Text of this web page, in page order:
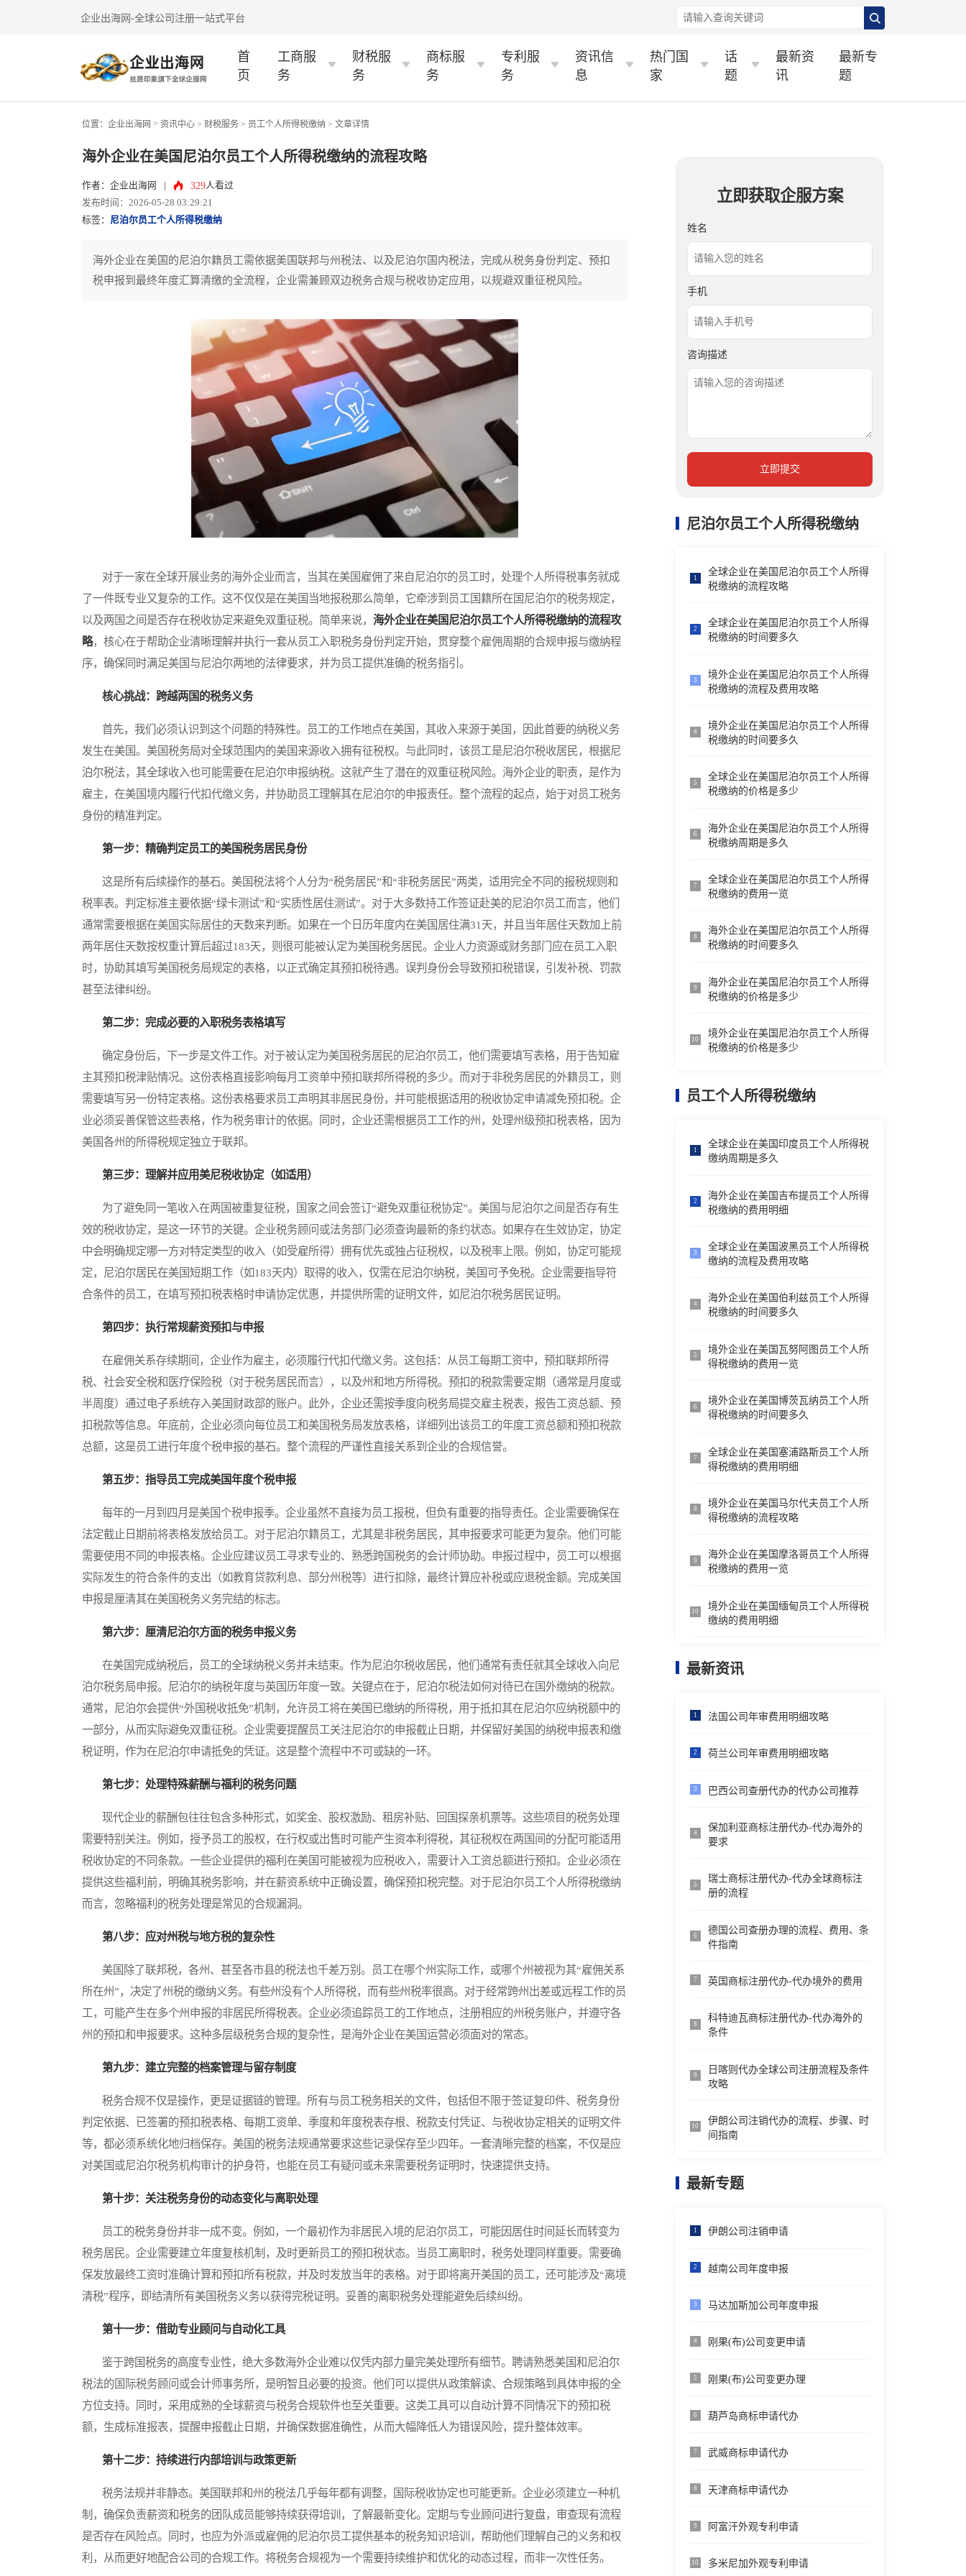
企业出海网-全球公司注册一站式平台
首
页
工商服
务
财税服
务
商标服
务
专利服
务
资讯信
息
热门国
家
话
题
最新资
讯
最新专
题
位置： 企业出海网 > 资讯中心 > 财税服务 > 员工个人所得税缴纳 > 文章详情
海外企业在美国尼泊尔员工个人所得税缴纳的流程攻略
作者：企业出海网 329人看过
发布时间：2026-05-28 03:29:21
标签： 尼泊尔员工个人所得税缴纳
海外企业在美国的尼泊尔籍员工需依据美国联邦与州税法、以及尼泊尔国内税法，完成从税务身份判定、预扣
税申报到最终年度汇算清缴的全流程，企业需兼顾双边税务合规与税收协定应用，以规避双重征税风险。
对于一家在全球开展业务的海外企业而言，当其在美国雇佣了来自尼泊尔的员工时，处理个人所得税事务就成
了一件既专业又复杂的工作。这不仅仅是在美国当地报税那么简单，它牵涉到员工国籍所在国尼泊尔的税务规定，
以及两国之间是否存在税收协定来避免双重征税。简单来说， 海外企业在美国尼泊尔员工个人所得税缴纳的流程攻
略，核心在于帮助企业清晰理解并执行一套从员工入职税务身份判定开始，贯穿整个雇佣周期的合规申报与缴纳程
序，确保同时满足美国与尼泊尔两地的法律要求，并为员工提供准确的税务指引。
核心挑战：跨越两国的税务义务
首先，我们必须认识到这个问题的特殊性。员工的工作地点在美国，其收入来源于美国，因此首要的纳税义务
发生在美国。美国税务局对全球范围内的美国来源收入拥有征税权。与此同时，该员工是尼泊尔税收居民，根据尼
泊尔税法，其全球收入也可能需要在尼泊尔申报纳税。这就产生了潜在的双重征税风险。海外企业的职责，是作为
雇主，在美国境内履行代扣代缴义务，并协助员工理解其在尼泊尔的申报责任。整个流程的起点，始于对员工税务
身份的精准判定。
第一步：精确判定员工的美国税务居民身份
这是所有后续操作的基石。美国税法将个人分为“税务居民”和“非税务居民”两类，适用完全不同的报税规则和
税率表。判定标准主要依据“绿卡测试”和“实质性居住测试”。对于大多数持工作签证赴美的尼泊尔员工而言，他们
通常需要根据在美国实际居住的天数来判断。如果在一个日历年度内在美国居住满31天，并且当年居住天数加上前
两年居住天数按权重计算后超过183天，则很可能被认定为美国税务居民。企业人力资源或财务部门应在员工入职
时，协助其填写美国税务局规定的表格，以正式确定其预扣税待遇。误判身份会导致预扣税错误，引发补税、罚款
甚至法律纠纷。
第二步：完成必要的入职税务表格填写
确定身份后，下一步是文件工作。对于被认定为美国税务居民的尼泊尔员工，他们需要填写表格，用于告知雇
主其预扣税津贴情况。这份表格直接影响每月工资单中预扣联邦所得税的多少。而对于非税务居民的外籍员工，则
需要填写另一份特定表格。这份表格要求员工声明其非居民身份，并可能根据适用的税收协定申请减免预扣税。企
业必须妥善保管这些表格，作为税务审计的依据。同时，企业还需根据员工工作的州，处理州级预扣税表格，因为
美国各州的所得税规定独立于联邦。
第三步：理解并应用美尼税收协定（如适用）
为了避免同一笔收入在两国被重复征税，国家之间会签订“避免双重征税协定”。美国与尼泊尔之间是否存有生
效的税收协定，是这一环节的关键。企业税务顾问或法务部门必须查询最新的条约状态。如果存在生效协定，协定
中会明确规定哪一方对特定类型的收入（如受雇所得）拥有优先或独占征税权，以及税率上限。例如，协定可能规
定，尼泊尔居民在美国短期工作（如183天内）取得的收入，仅需在尼泊尔纳税，美国可予免税。企业需要指导符
合条件的员工，在填写预扣税表格时申请协定优惠，并提供所需的证明文件，如尼泊尔税务居民证明。
第四步：执行常规薪资预扣与申报
在雇佣关系存续期间，企业作为雇主，必须履行代扣代缴义务。这包括：从员工每期工资中，预扣联邦所得
税、社会安全税和医疗保险税（对于税务居民而言），以及州和地方所得税。预扣的税款需要定期（通常是月度或
半周度）通过电子系统存入美国财政部的账户。此外，企业还需按季度向税务局提交雇主税表，报告工资总额、预
扣税款等信息。年底前，企业必须向每位员工和美国税务局发放表格，详细列出该员工的年度工资总额和预扣税款
总额，这是员工进行年度个税申报的基石。整个流程的严谨性直接关系到企业的合规信誉。
第五步：指导员工完成美国年度个税申报
每年的一月到四月是美国个税申报季。企业虽然不直接为员工报税，但负有重要的指导责任。企业需要确保在
法定截止日期前将表格发放给员工。对于尼泊尔籍员工，尤其是非税务居民，其申报要求可能更为复杂。他们可能
需要使用不同的申报表格。企业应建议员工寻求专业的、熟悉跨国税务的会计师协助。申报过程中，员工可以根据
实际发生的符合条件的支出（如教育贷款利息、部分州税等）进行扣除，最终计算应补税或应退税金额。完成美国
申报是厘清其在美国税务义务完结的标志。
第六步：厘清尼泊尔方面的税务申报义务
在美国完成纳税后，员工的全球纳税义务并未结束。作为尼泊尔税收居民，他们通常有责任就其全球收入向尼
泊尔税务局申报。尼泊尔的纳税年度与英国历年度一致。关键点在于，尼泊尔税法如何对待已在国外缴纳的税款。
通常，尼泊尔会提供“外国税收抵免”机制，允许员工将在美国已缴纳的所得税，用于抵扣其在尼泊尔应纳税额中的
一部分，从而实际避免双重征税。企业需要提醒员工关注尼泊尔的申报截止日期，并保留好美国的纳税申报表和缴
税证明，作为在尼泊尔申请抵免的凭证。这是整个流程中不可或缺的一环。
第七步：处理特殊薪酬与福利的税务问题
现代企业的薪酬包往往包含多种形式，如奖金、股权激励、租房补贴、回国探亲机票等。这些项目的税务处理
需要特别关注。例如，授予员工的股权，在行权或出售时可能产生资本利得税，其征税权在两国间的分配可能适用
税收协定的不同条款。一些企业提供的福利在美国可能被视为应税收入，需要计入工资总额进行预扣。企业必须在
提供这些福利前，明确其税务影响，并在薪资系统中正确设置，确保预扣税完整。对于尼泊尔员工个人所得税缴纳
而言，忽略福利的税务处理是常见的合规漏洞。
第八步：应对州税与地方税的复杂性
美国除了联邦税，各州、甚至各市县的税法也千差万别。员工在哪个州实际工作，或哪个州被视为其“雇佣关系
所在州”，决定了州税的缴纳义务。有些州没有个人所得税，而有些州税率很高。对于经常跨州出差或远程工作的员
工，可能产生在多个州申报的非居民所得税表。企业必须追踪员工的工作地点，注册相应的州税务账户，并遵守各
州的预扣和申报要求。这种多层级税务合规的复杂性，是海外企业在美国运营必须面对的常态。
第九步：建立完整的档案管理与留存制度
税务合规不仅是操作，更是证据链的管理。所有与员工税务相关的文件，包括但不限于签证复印件、税务身份
判定依据、已签署的预扣税表格、每期工资单、季度和年度税表存根、税款支付凭证、与税收协定相关的证明文件
等，都必须系统化地归档保存。美国的税务法规通常要求这些记录保存至少四年。一套清晰完整的档案，不仅是应
对美国或尼泊尔税务机构审计的护身符，也能在员工有疑问或未来需要税务证明时，快速提供支持。
第十步：关注税务身份的动态变化与离职处理
员工的税务身份并非一成不变。例如，一个最初作为非居民入境的尼泊尔员工，可能因居住时间延长而转变为
税务居民。企业需要建立年度复核机制，及时更新员工的预扣税状态。当员工离职时，税务处理同样重要。需要确
保发放最终工资时准确计算和预扣所有税款，并及时发放当年的表格。对于即将离开美国的员工，还可能涉及“离境
清税”程序，即结清所有美国税务义务以获得完税证明。妥善的离职税务处理能避免后续纠纷。
第十一步：借助专业顾问与自动化工具
鉴于跨国税务的高度专业性，绝大多数海外企业难以仅凭内部力量完美处理所有细节。聘请熟悉美国和尼泊尔
税法的国际税务顾问或会计师事务所，是明智且必要的投资。他们可以提供从政策解读、合规策略到具体申报的全
方位支持。同时，采用成熟的全球薪资与税务合规软件也至关重要。这类工具可以自动计算不同情况下的预扣税
额，生成标准报表，提醒申报截止日期，并确保数据准确性，从而大幅降低人为错误风险，提升整体效率。
第十二步：持续进行内部培训与政策更新
税务法规并非静态。美国联邦和州的税法几乎每年都有调整，国际税收协定也可能更新。企业必须建立一种机
制，确保负责薪资和税务的团队成员能够持续获得培训，了解最新变化。定期与专业顾问进行复盘，审查现有流程
是否存在风险点。同时，也应为外派或雇佣的尼泊尔员工提供基本的税务知识培训，帮助他们理解自己的义务和权
利，从而更好地配合公司的合规工作。将税务合规视为一个需要持续维护和优化的动态过程，而非一次性任务。
立即获取企服方案
姓名
手机
咨询描述
立即提交
尼泊尔员工个人所得税缴纳
1
全球企业在美国尼泊尔员工个人所得
税缴纳的流程攻略
2
全球企业在美国尼泊尔员工个人所得
税缴纳的时间要多久
3
境外企业在美国尼泊尔员工个人所得
税缴纳的流程及费用攻略
4
境外企业在美国尼泊尔员工个人所得
税缴纳的时间要多久
5
全球企业在美国尼泊尔员工个人所得
税缴纳的价格是多少
6
海外企业在美国尼泊尔员工个人所得
税缴纳周期是多久
7
全球企业在美国尼泊尔员工个人所得
税缴纳的费用一览
8
海外企业在美国尼泊尔员工个人所得
税缴纳的时间要多久
9
海外企业在美国尼泊尔员工个人所得
税缴纳的价格是多少
10
境外企业在美国尼泊尔员工个人所得
税缴纳的价格是多少
员工个人所得税缴纳
1
全球企业在美国印度员工个人所得税
缴纳周期是多久
2
海外企业在美国吉布提员工个人所得
税缴纳的费用明细
3
全球企业在美国波黑员工个人所得税
缴纳的流程及费用攻略
4
海外企业在美国伯利兹员工个人所得
税缴纳的时间要多久
5
境外企业在美国瓦努阿图员工个人所
得税缴纳的费用一览
6
境外企业在美国博茨瓦纳员工个人所
得税缴纳的时间要多久
7
全球企业在美国塞浦路斯员工个人所
得税缴纳的费用明细
8
境外企业在美国马尔代夫员工个人所
得税缴纳的流程攻略
9
海外企业在美国摩洛哥员工个人所得
税缴纳的费用一览
10
境外企业在美国缅甸员工个人所得税
缴纳的费用明细
最新资讯
1 法国公司年审费用明细攻略
2 荷兰公司年审费用明细攻略
3 巴西公司查册代办的代办公司推荐
4
保加利亚商标注册代办-代办海外的
要求
5
瑞士商标注册代办-代办全球商标注
册的流程
6
德国公司查册办理的流程、费用、条
件指南
7 英国商标注册代办-代办境外的费用
8
科特迪瓦商标注册代办-代办海外的
条件
9
日喀则代办全球公司注册流程及条件
攻略
10
伊朗公司注销代办的流程、步骤、时
间指南
最新专题
1 伊朗公司注销申请
2 越南公司年度申报
3 马达加斯加公司年度申报
4 刚果(布)公司变更申请
5 刚果(布)公司变更办理
6 葫芦岛商标申请代办
7 武威商标申请代办
8 天津商标申请代办
9 阿富汗外观专利申请
10 多米尼加外观专利申请